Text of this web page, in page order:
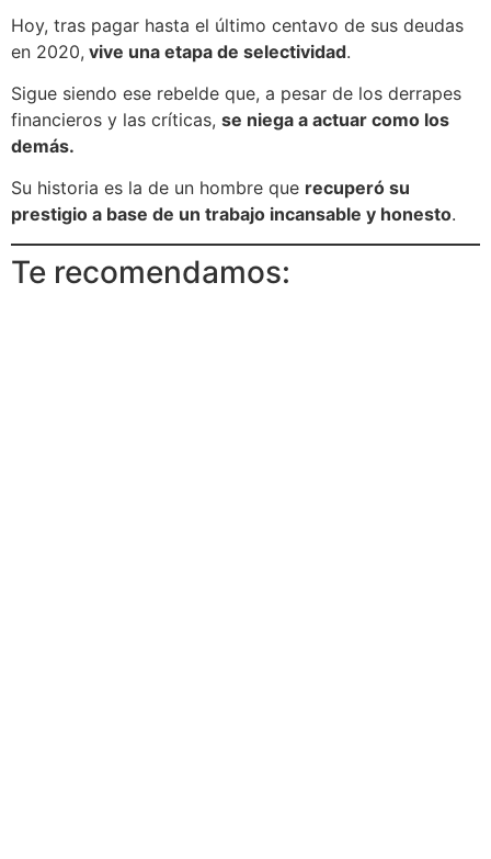
Hoy, tras pagar hasta el último centavo de sus deudas
en 2020, vive una etapa de selectividad.
Sigue siendo ese rebelde que, a pesar de los derrapes
financieros y las críticas, se niega a actuar como los
demás.
Su historia es la de un hombre que recuperó su
prestigio a base de un trabajo incansable y honesto.
Te recomendamos: